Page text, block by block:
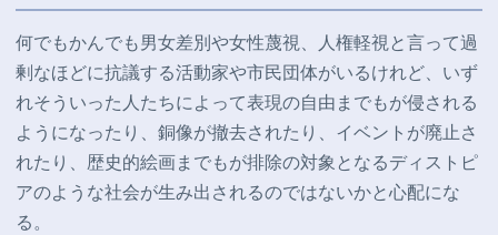
何でもかんでも男女差別や女性蔑視、人権軽視と言って過
剰なほどに抗議する活動家や市民団体がいるけれど、いず
れそういった人たちによって表現の自由までもが侵される
ようになったり、銅像が撤去されたり、イベントが廃止さ
れたり、歴史的絵画までもが排除の対象となるディストピ
アのような社会が生み出されるのではないかと心配にな
る。